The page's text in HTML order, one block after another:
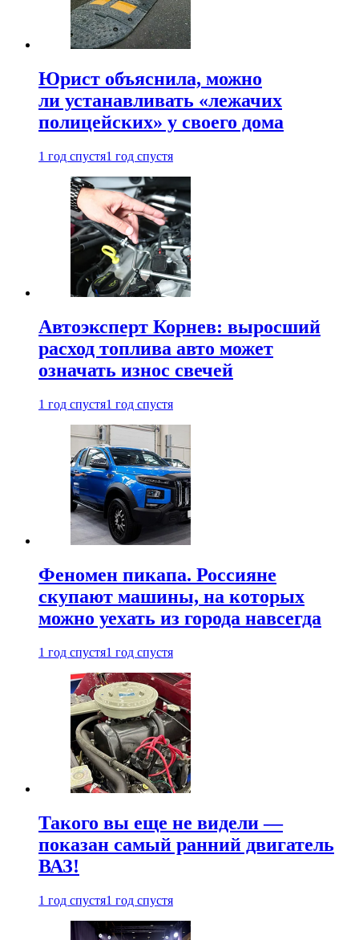
Юрист объяснила, можно
ли устанавливать «лежачих
полицейских» у своего дома
1 год спустя1 год спустя
Автоэксперт Корнев: выросший
расход топлива авто может
означать износ свечей
1 год спустя1 год спустя
Феномен пикапа. Россияне
скупают машины, на которых
можно уехать из города навсегда
1 год спустя1 год спустя
Такого вы еще не видели —
показан самый ранний двигатель
ВАЗ!
1 год спустя1 год спустя